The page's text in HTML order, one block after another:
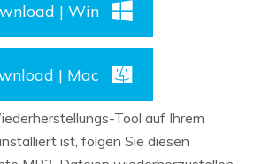
| Win
| Mac
Tool auf Ihrem
ist, folgen Sie diesen